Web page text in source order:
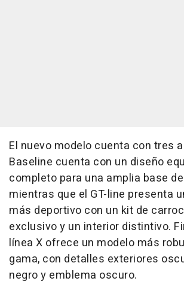
El nuevo modelo cuenta con tres
Baseline cuenta con un diseño
completo para una amplia base
mientras que el GT-line presenta
más deportivo con un kit de
exclusivo y un interior distintivo.
línea X ofrece un modelo más
gama, con detalles exteriores
negro y emblema oscuro.